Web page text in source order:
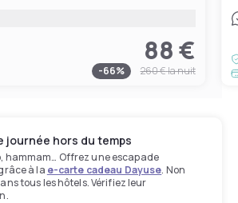
88 €
-66% 260 €la nuit
journée hors du temps
hammam… Offrez une escapade
à la e-carte cadeau Dayuse. Non
tous les hôtels. Vérifiez leur